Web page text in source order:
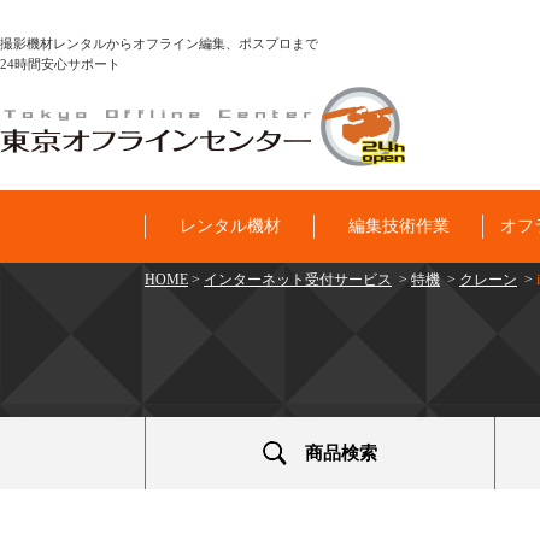
撮影機材レンタルからオフライン編集、ポスプロまで
24時間安心サポート
レンタル機材 編集技術作業 オフ
HOME > インターネット受付サービス > 特機 > クレーン >
商品検索